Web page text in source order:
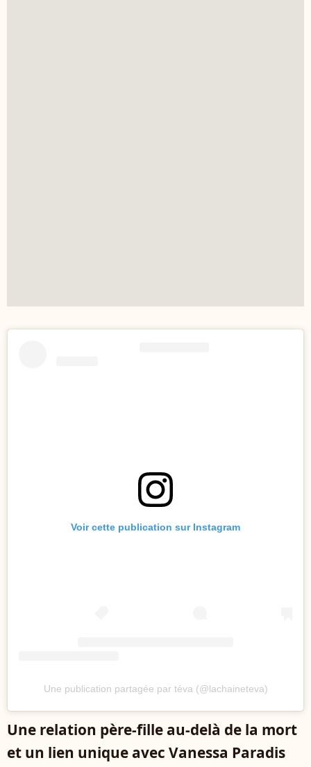
Voir cette publication sur Instagram
Une publication partagée par téva (@lachaineteva)
Une relation père-fille au-delà de la mort
et un lien unique avec Vanessa Paradis